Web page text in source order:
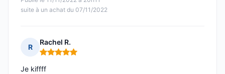
suite à un achat du 07/11/2022
R
Rachel R.
Note : 5 sur 5
Je kiffff